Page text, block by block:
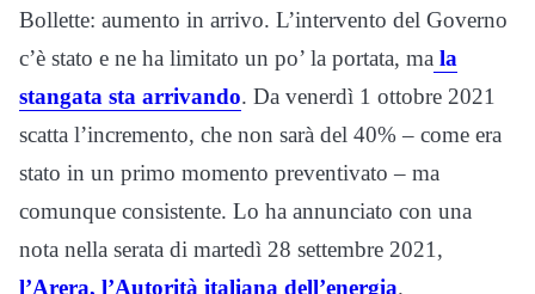
Bollette: aumento in arrivo. L’intervento del Governo
c’è stato e ne ha limitato un po’ la portata, ma la
stangata sta arrivando. Da venerdì 1 ottobre 2021
scatta l’incremento, che non sarà del 40% – come era
stato in un primo momento preventivato – ma
comunque consistente. Lo ha annunciato con una
nota nella serata di martedì 28 settembre 2021,
l’Arera, l’Autorità italiana dell’energia.